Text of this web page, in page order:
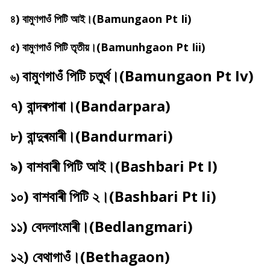
৪) বামুণগাওঁ পিটি আই।(Bamungaon Pt Ii)
৫) বামুণগাওঁ পিটি তৃতীয়।(Bamunhgaon Pt Iii)
৬) বামুণগাওঁ পিটি চতুৰ্থ।(Bamungaon Pt Iv)
৭) বান্দৰপাৰা।(Bandarpara)
৮) বান্দুৰমাৰী।(Bandurmari)
৯) বাশবাৰী পিটি আই।(Bashbari Pt I)
১০) বাশবাৰী পিটি ২।(Bashbari Pt Ii)
১১) বেদলাংমাৰী।(Bedlangmari)
১২) বেথাগাওঁ।(Bethagaon)